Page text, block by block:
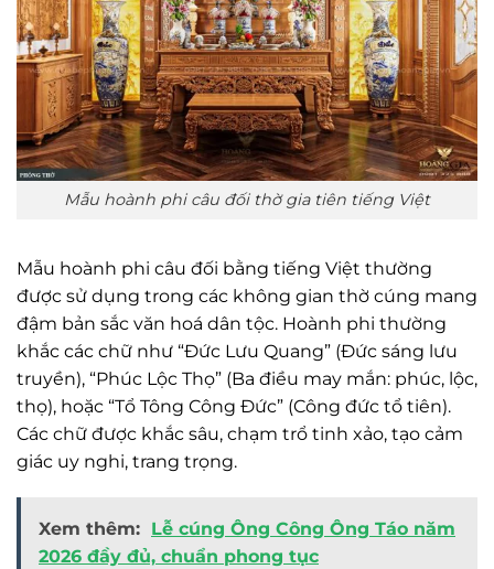
Mẫu hoành phi câu đối thờ gia tiên tiếng Việt
Mẫu hoành phi câu đối bằng tiếng Việt thường
được sử dụng trong các không gian thờ cúng mang
đậm bản sắc văn hoá dân tộc. Hoành phi thường
khắc các chữ như “Đức Lưu Quang” (Đức sáng lưu
truyền), “Phúc Lộc Thọ” (Ba điều may mắn: phúc, lộc,
thọ), hoặc “Tổ Tông Công Đức” (Công đức tổ tiên).
Các chữ được khắc sâu, chạm trổ tinh xảo, tạo cảm
giác uy nghi, trang trọng.
Xem thêm: Lễ cúng Ông Công Ông Táo năm
2026 đầy đủ, chuẩn phong tục